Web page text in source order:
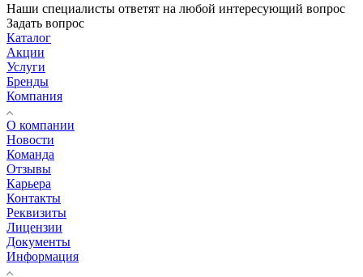
Наши специалисты ответят на любой интересующий вопрос
Задать вопрос
Каталог
Акции
Услуги
Бренды
Компания
О компании
Новости
Команда
Отзывы
Карьера
Контакты
Реквизиты
Лицензии
Документы
Информация